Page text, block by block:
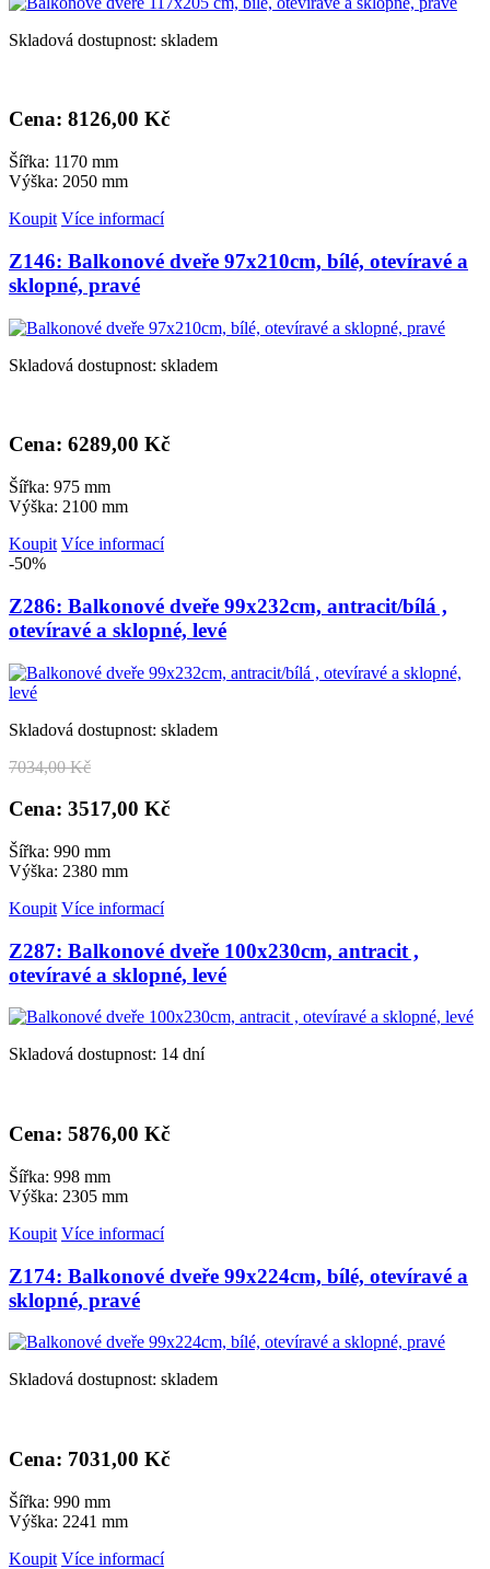
Skladová dostupnost: skladem
Cena: 8126,00 Kč
Šířka: 1170 mm
Výška: 2050 mm
Koupit Více informací
Z146: Balkonové dveře 97x210cm, bílé, otevíravé a
sklopné, pravé
Skladová dostupnost: skladem
Cena: 6289,00 Kč
Šířka: 975 mm
Výška: 2100 mm
Koupit Více informací
-50%
Z286: Balkonové dveře 99x232cm, antracit/bílá ,
otevíravé a sklopné, levé
Skladová dostupnost: skladem
7034,00 Kč
Cena: 3517,00 Kč
Šířka: 990 mm
Výška: 2380 mm
Koupit Více informací
Z287: Balkonové dveře 100x230cm, antracit ,
otevíravé a sklopné, levé
Skladová dostupnost: 14 dní
Cena: 5876,00 Kč
Šířka: 998 mm
Výška: 2305 mm
Koupit Více informací
Z174: Balkonové dveře 99x224cm, bílé, otevíravé a
sklopné, pravé
Skladová dostupnost: skladem
Cena: 7031,00 Kč
Šířka: 990 mm
Výška: 2241 mm
Koupit Více informací